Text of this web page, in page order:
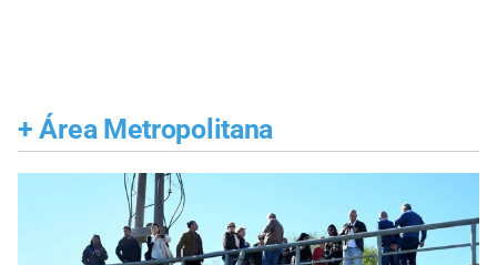
+ Área Metropolitana